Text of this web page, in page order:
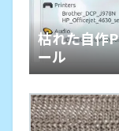
枯れた自作
ール